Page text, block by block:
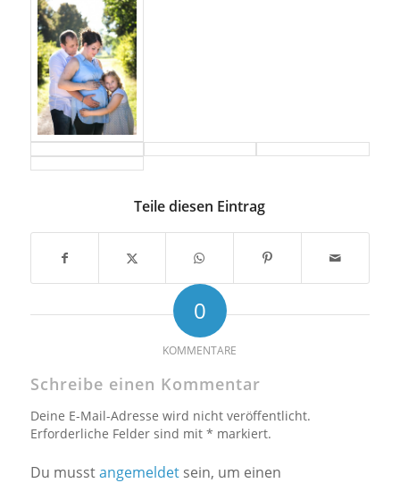
Teile diesen Eintrag
0
KOMMENTARE
Schreibe einen Kommentar
Deine E-Mail-Adresse wird nicht veröffentlicht.
Erforderliche Felder sind mit * markiert.
Du musstangemeldetsein, um einen